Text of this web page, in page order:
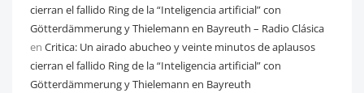
cierran el fallido Ring de la “Inteligencia artificial” con
Götterdämmerung y Thielemann en Bayreuth – Radio Clásica
en Critica: Un airado abucheo y veinte minutos de aplausos
cierran el fallido Ring de la “Inteligencia artificial” con
Götterdämmerung y Thielemann en Bayreuth